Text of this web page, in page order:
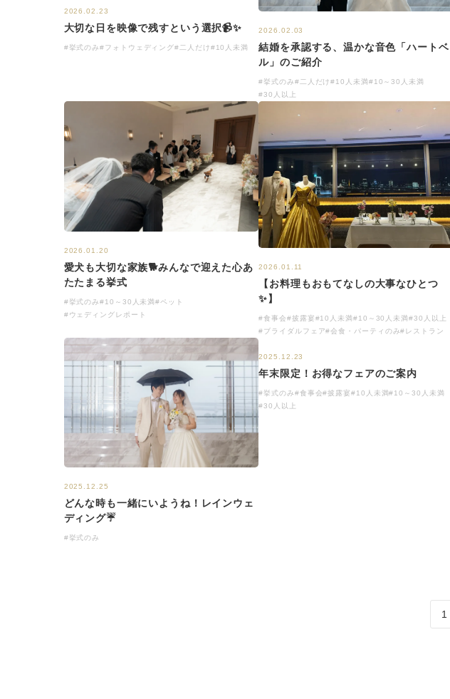
2026.02.23
大切な日を映像で残すという選択📹✨
#挙式のみ#フォトウェディング#二人だけ#10人未満
2026.02.03
結婚を承認する、温かな音色「ハートベ
ル」のご紹介
#挙式のみ#二人だけ#10人未満 #10～30人未満
#30人以上
2026.01.20
愛犬も大切な家族🐕みんなで迎えた心あ
たたまる挙式
#挙式のみ#10～30人未満#ペット
#ウェディングレポート
2026.01.11
【お料理もおもてなしの大事なひとつ
✨】
#食事会#披露宴#10人未満#10～30人未満#30人以上
#ブライダルフェア#会食・パーティのみ#レストラン
2025.12.25
どんな時も一緒にいようね！レインウェ
ディング☔
#挙式のみ
2025.12.23
年末限定！お得なフェアのご案内
#挙式のみ#食事会#披露宴#10人未満#10～30人未満
#30人以上
1